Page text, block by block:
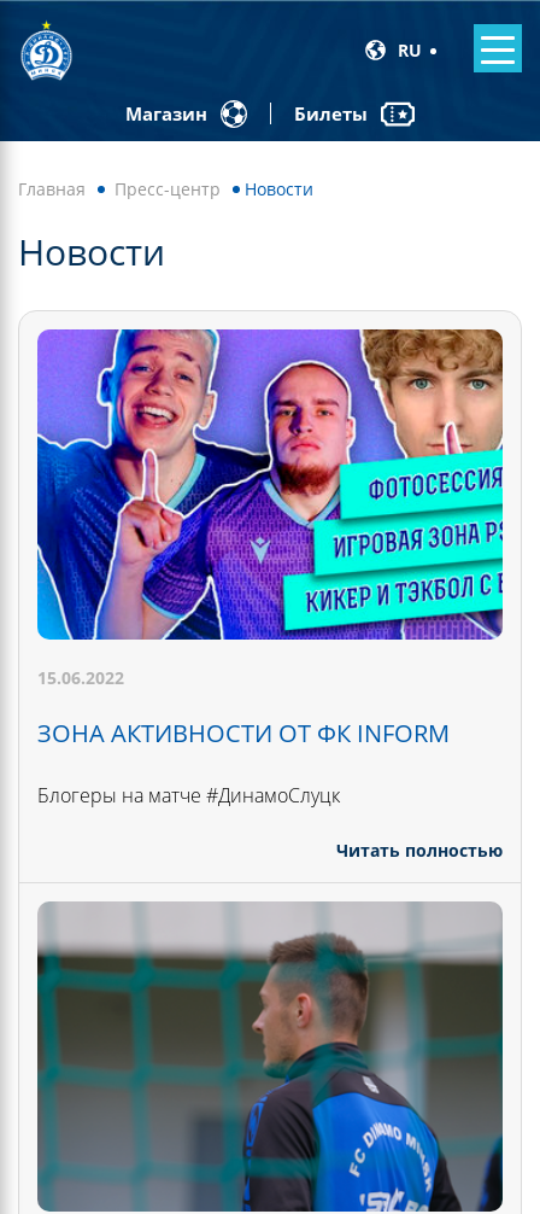
RU
Магазин Билеты
Главная Пресс-центр Новости
Новости
15.06.2022
ЗОНА АКТИВНОСТИ ОТ ФК INFORM
Блогеры на матче #ДинамоСлуцк
Читать полностью